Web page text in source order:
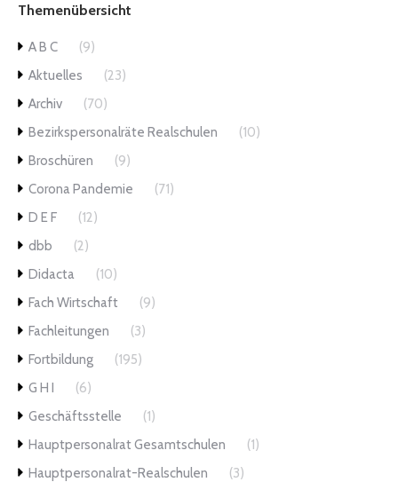
Themenübersicht
A B C
(9)
Aktuelles
(23)
Archiv
(70)
Bezirkspersonalräte Realschulen
(10)
Broschüren
(9)
Corona Pandemie
(71)
D E F
(12)
dbb
(2)
Didacta
(10)
Fach Wirtschaft
(9)
Fachleitungen
(3)
Fortbildung
(195)
G H I
(6)
Geschäftsstelle
(1)
Hauptpersonalrat Gesamtschulen
(1)
Hauptpersonalrat-Realschulen
(3)